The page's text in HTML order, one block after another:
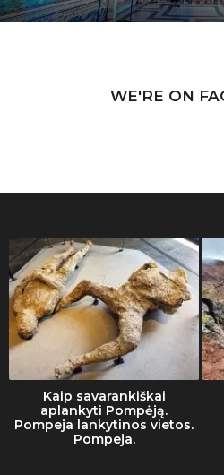
WE'RE ON
Kaip savarankiškai
aplankyti Pompėją.
Pompeja lankytinos vietos.
Pompeja.